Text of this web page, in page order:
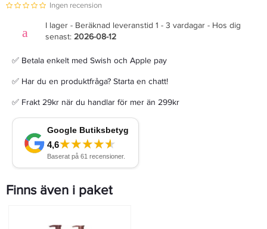
Ingen recension
I lager - Beräknad leveranstid 1 - 3 vardagar - Hos dig
senast: 2026-08-12
✅ Betala enkelt med Swish och Apple pay
✅ Har du en produktfråga? Starta en chatt!
✅ Frakt 29kr när du handlar för mer än 299kr
Finns även i paket